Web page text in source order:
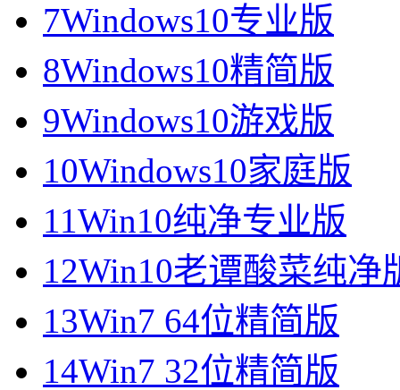
7Windows10专业版
8Windows10精简版
9Windows10游戏版
10Windows10家庭版
11Win10纯净专业版
12Win10老谭酸菜纯净
13Win7 64位精简版
14Win7 32位精简版